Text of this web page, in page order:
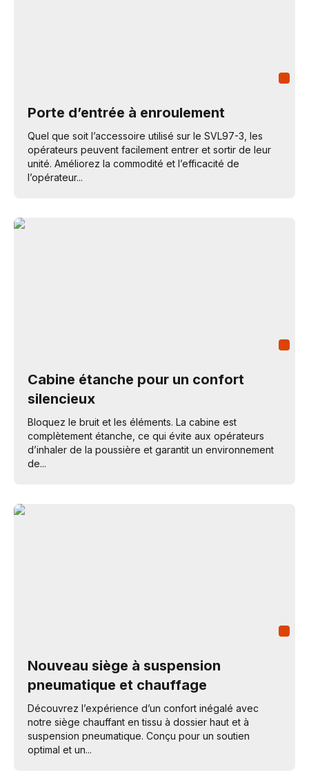
Porte d’entrée à enroulement
Quel que soit l’accessoire utilisé sur le SVL97-3, les
opérateurs peuvent facilement entrer et sortir de leur
unité. Améliorez la commodité et l’efficacité de
l’opérateur...
Cabine étanche pour un confort
silencieux
Bloquez le bruit et les éléments. La cabine est
complètement étanche, ce qui évite aux opérateurs
d’inhaler de la poussière et garantit un environnement
de...
Nouveau siège à suspension
pneumatique et chauffage
Découvrez l’expérience d’un confort inégalé avec
notre siège chauffant en tissu à dossier haut et à
suspension pneumatique. Conçu pour un soutien
optimal et un...